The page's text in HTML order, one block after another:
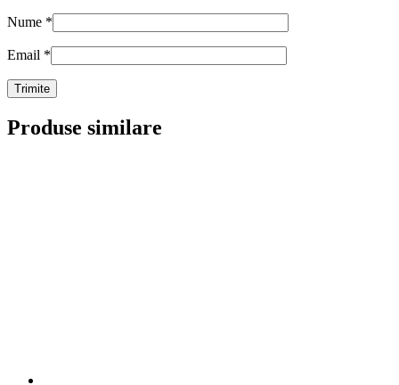
Nume *
Email *
Produse similare